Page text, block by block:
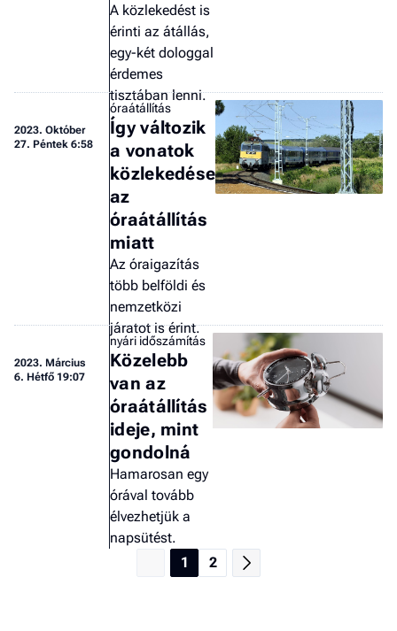
A közlekedést is
érinti az átállás,
egy-két dologgal
érdemes
tisztában lenni.
2023. Október
27. Péntek 6:58
óraátállítás
Így változik
a vonatok
közlekedése
az
óraátállítás
miatt
Az óraigazítás
több belföldi és
nemzetközi
járatot is érint.
2023. Március
6. Hétfő 19:07
nyári időszámítás
Közelebb
van az
óraátállítás
ideje, mint
gondolná
Hamarosan egy
órával tovább
élvezhetjük a
napsütést.
1
2